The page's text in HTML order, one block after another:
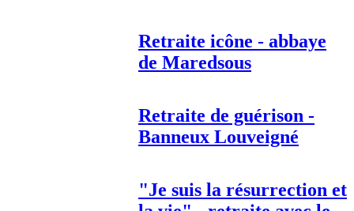
Retraite icône - abbaye
de Maredsous
Retraite de guérison -
Banneux Louveigné
"Je suis la résurrection et